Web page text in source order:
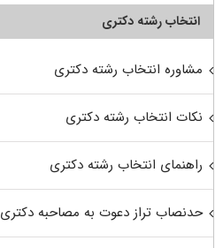
انتخاب رشته دکتری
مشاوره انتخاب رشته دکتری
نکات انتخاب رشته دکتری
راهنمای انتخاب رشته دکتری
حدنصاب تراز دعوت به مصاحبه دکتری